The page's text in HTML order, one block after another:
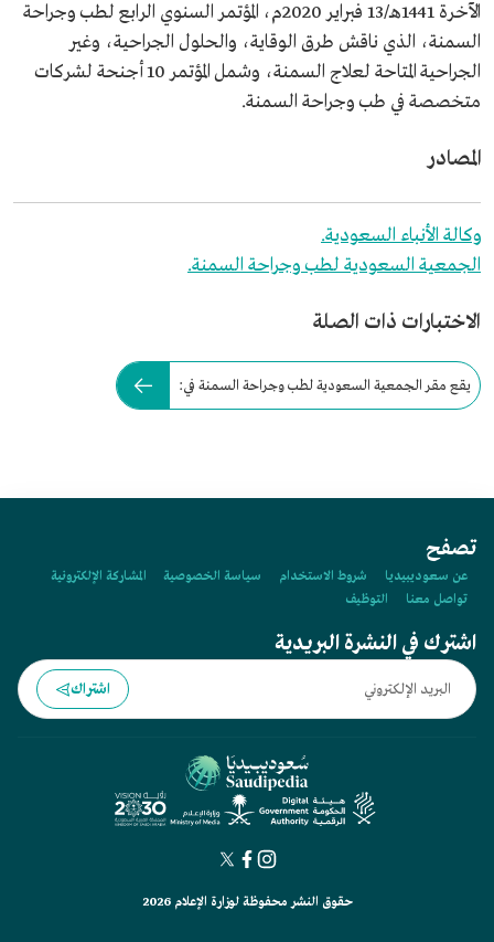
الآخرة 1441هـ/13 فبراير 2020م، المؤتمر السنوي الرابع لطب وجراحة
السمنة، الذي ناقش طرق الوقاية، والحلول الجراحية، وغير
الجراحية المتاحة لعلاج السمنة، وشمل المؤتمر 10 أجنحة لشركات
متخصصة في طب وجراحة السمنة.
المصادر
وكالة الأنباء السعودية.
الجمعية السعودية لطب وجراحة السمنة.
الاختبارات ذات الصلة
يقع مقر الجمعية السعودية لطب وجراحة السمنة في:
تصفح
عن سعوديبيديا شروط الاستخدام سياسة الخصوصية
المشاركة الإلكترونية
تواصل معنا
التوظيف
اشترك في النشرة البريدية
اشتراك
حقوق النشر محفوظة لوزارة الإعلام 2026